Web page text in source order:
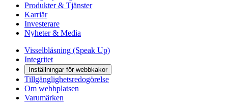
Produkter & Tjänster
Karriär
Investerare
Nyheter & Media
Visselblåsning (Speak Up)
Integritet
Inställningar för webbkakor
Tillgänglighetsredogörelse
Om webbplatsen
Varumärken